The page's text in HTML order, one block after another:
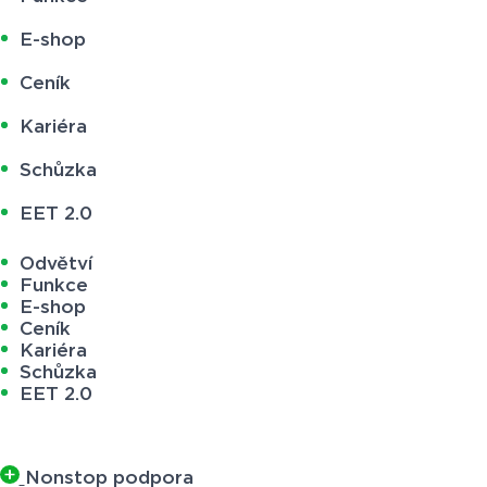
E-shop
Ceník
Kariéra
Schůzka
EET 2.0
Odvětví
Funkce
E-shop
Ceník
Kariéra
Schůzka
EET 2.0
Nonstop podpora